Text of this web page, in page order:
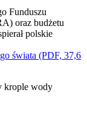
Funduszu
oraz budżetu
polskie
świata (PDF, 37,6